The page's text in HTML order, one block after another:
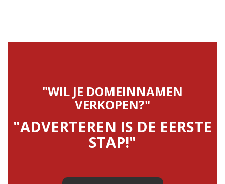
"WIL JE DOMEINNAMEN
VERKOPEN?"
"ADVERTEREN IS DE EERSTE
STAP!"